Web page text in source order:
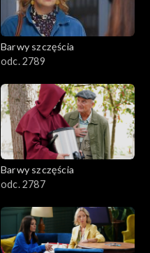
Barwy szczęścia
odc. 2789
Barwy szczęścia
odc. 2787